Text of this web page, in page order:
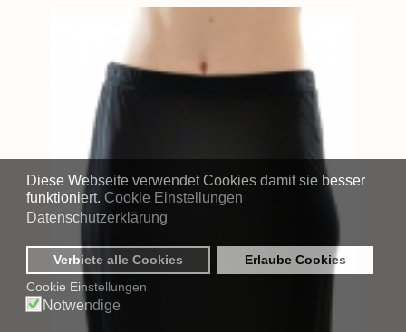
Diese Webseite verwendet Cookies damit sie besser
funktioniert. Cookie Einstellungen
Datenschutzerklärung
Verbiete alle Cookies
Erlaube Cookies
Cookie Einstellungen
Notwendige